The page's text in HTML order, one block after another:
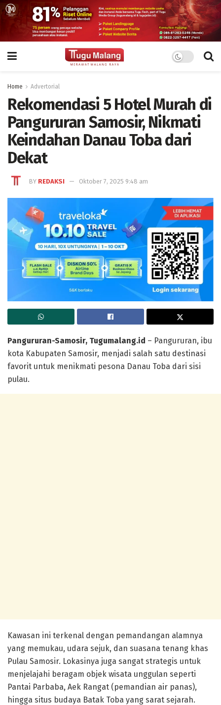
Home Advertorial
Rekomendasi 5 Hotel Murah di
Pangururan Samosir, Nikmati
Keindahan Danau Toba dari
Dekat
BY REDAKSI Oktober 7, 2025 9:48 am
Pangururan-Samosir, Tugumalang.id – Pangururan, ibu
kota Kabupaten Samosir, menjadi salah satu destinasi
favorit untuk menikmati pesona Danau Toba dari sisi
pulau.
Kawasan ini terkenal dengan pemandangan alamnya
yang memukau, udara sejuk, dan suasana tenang khas
Pulau Samosir. Lokasinya juga sangat strategis untuk
menjelajahi beragam objek wisata unggulan seperti
Pantai Parbaba, Aek Rangat (pemandian air panas),
hingga situs budaya Batak Toba yang sarat sejarah.